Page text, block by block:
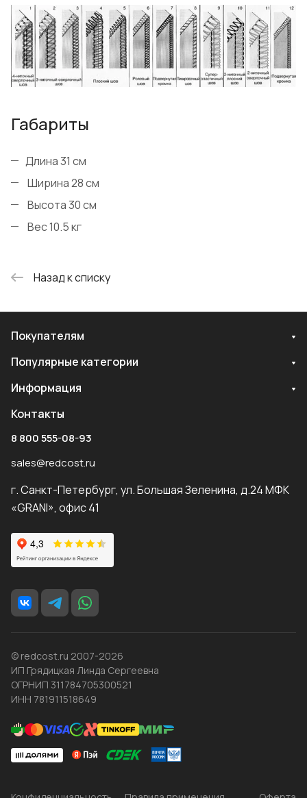
Габариты
Длина 31 см
Ширина 28 см
Высота 30 см
Вес 10.5 кг
Назад к списку
Покупателям
Популярные категории
Информация
Контакты
8 800 555-08-93
sales@redcost.ru
г. Санкт-Петербург, ул. Большая Зеленина, д.24 МФК
«GRANI», офис 41
© redcost.ru 2007-2026
ИП Грядицкая Линда Сергеевна
ОГРНИП 311784705300521
ИНН 781911518649